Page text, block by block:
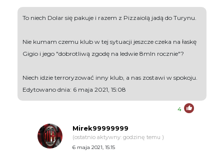
To niech Dolar się pakuje i razem z Pizzaiolą jadą do Turynu.
Nie kumam czemu klub w tej sytuacji jeszcze czeka na łaskę
Gigio i jego "dobrotliwą zgodę na ledwie 8mln rocznie"?
Niech idzie terroryzować inny klub, a nas zostawi w spokoju.
Edytowano dnia: 6 maja 2021, 15:08
4
Mirek99999999
(ostatnio aktywny: godzinę temu )
6 maja 2021, 15:15